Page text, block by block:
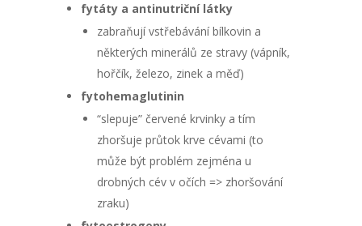
fytáty a antinutriční látky
zabraňují vstřebávání bílkovin a
některých minerálů ze stravy (vápník,
hořčík, železo, zinek a měď)
fytohemaglutinin
“slepuje” červené krvinky a tím
zhoršuje průtok krve cévami (to
může být problém zejména u
drobných cév v očích => zhoršování
zraku)